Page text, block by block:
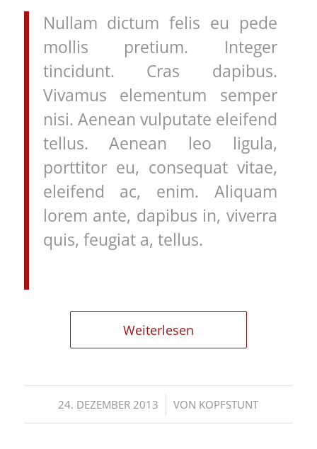
Nullam dictum felis eu pede
mollis pretium. Integer
tincidunt. Cras dapibus.
Vivamus elementum semper
nisi. Aenean vulputate eleifend
tellus. Aenean leo ligula,
porttitor eu, consequat vitae,
eleifend ac, enim. Aliquam
lorem ante, dapibus in, viverra
quis, feugiat a, tellus.
Weiterlesen
24. DEZEMBER 2013
/ VON KOPFSTUNT